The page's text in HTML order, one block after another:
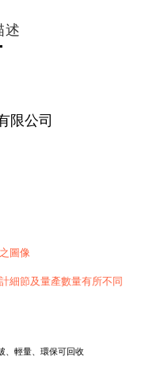
述
限公司
圖像
細節及量產數量有所不同
、輕量、環保可回收